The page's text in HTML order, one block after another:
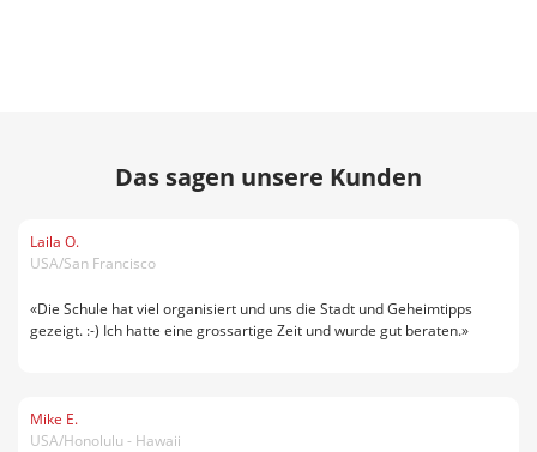
Das sagen unsere Kunden
Laila O.
USA/San Francisco
«Die Schule hat viel organisiert und uns die Stadt und Geheimtipps
gezeigt. :-) Ich hatte eine grossartige Zeit und wurde gut beraten.»
Mike E.
USA/Honolulu - Hawaii